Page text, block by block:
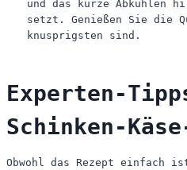
und das kurze Abkühlen
setzt. Genießen Sie die
knusprigsten sind.
Experten-
Schinken-
Obwohl das Rezept einfach